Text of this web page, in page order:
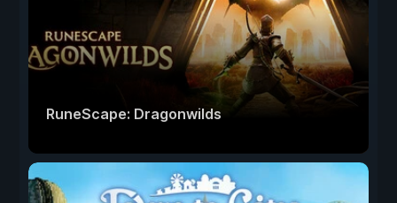
RuneScape: Dragonwilds